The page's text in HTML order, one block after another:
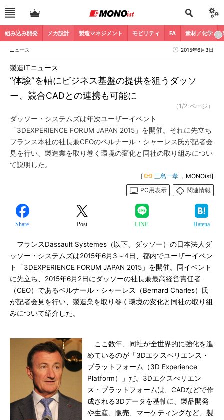
組み込み開発 メカ設計 製造マネジメント モビリティ FA 素材／化学
ニュース 2015年6月3日
“体験”を軸にビジネス基盤の提供を狙うダッソ
ー、競合CADとの連携も可能に
製造ITニュース
（1/2 ページ）
ダッソー・システムズは年次ユーザーイベント
「3DEXPERIENCE FORUM JAPAN 2015」を開催。それに先立ち
フランス本社の社長兼CEOのベルナール・シャーレス氏が記者会
見を行い、製造業を取り巻く環境の変化と同社の取り組みについ
て説明した。
[ 三島一孝 ，MONOist]
PC用表示
関連情報
Share Post LINE Hatena
フランスDassault Systemes（以下、ダッソー）の日本法人ダ
ッソー・システムズは2015年6月3～4日、都内でユーザーイベン
ト「3DEXPERIENCE FORUM JAPAN 2015」を開催。同イベント
に先立ち、2015年6月2日にダッソーの社長兼最高経営責任者
（CEO）であるベルナール・シャーレス（Bernard Charles）氏
が記者会見を行い、製造業を取り巻く環境の変化と同社の取り組
みについて紹介した。
ここ数年、同社が全世界的に強化を進
めているのが「3Dエクスペリエンス・
プラットフォーム（3D Experience
Platform）」だ。3Dエクスぺリエン
ス・プラットフォームは、CADなどで作
成される3Dデータを基軸に、製品開発
や生産、販売、マーケティングなど、製